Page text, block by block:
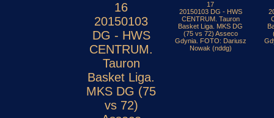
16
20150103
DG - HWS
CENTRUM.
Tauron
Basket Liga.
MKS DG (75
vs 72)
17
20150103 DG - HWS
CENTRUM. Tauron
Basket Liga. MKS DG
(75 vs 72) Asseco
Gdynia. FOTO: Dariusz
Nowak (nddg)